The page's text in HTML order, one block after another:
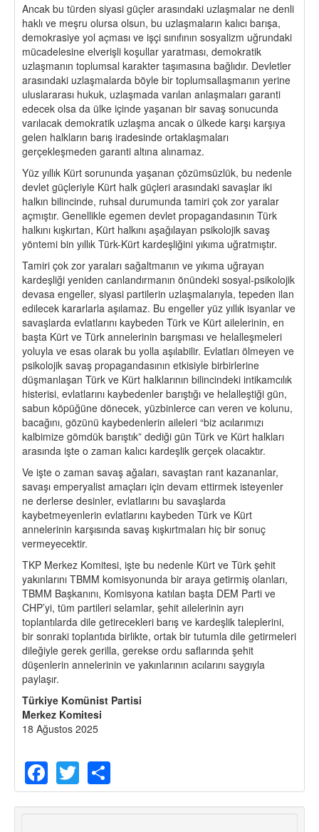
Ancak bu türden siyasi güçler arasındaki uzlaşmalar ne denli
haklı ve meşru olursa olsun, bu uzlaşmaların kalıcı barışa,
demokrasiye yol açması ve işçi sınıfının sosyalizm uğrundaki
mücadelesine elverişli koşullar yaratması, demokratik
uzlaşmanın toplumsal karakter taşımasına bağlıdır. Devletler
arasındaki uzlaşmalarda böyle bir toplumsallaşmanın yerine
uluslararası hukuk, uzlaşmada varılan anlaşmaları garanti
edecek olsa da ülke içinde yaşanan bir savaş sonucunda
varılacak demokratik uzlaşma ancak o ülkede karşı karşıya
gelen halkların barış iradesinde ortaklaşmaları
gerçekleşmeden garanti altına alınamaz.
Yüz yıllık Kürt sorununda yaşanan çözümsüzlük, bu nedenle
devlet güçleriyle Kürt halk güçleri arasındaki savaşlar iki
halkın bilincinde, ruhsal durumunda tamiri çok zor yaralar
açmıştır. Genellikle egemen devlet propagandasının Türk
halkını kışkırtan, Kürt halkını aşağılayan psikolojik savaş
yöntemi bin yıllık Türk-Kürt kardeşliğini yıkıma uğratmıştır.
Tamiri çok zor yaraları sağaltmanın ve yıkıma uğrayan
kardeşliği yeniden canlandırmanın önündeki sosyal-psikolojik
devasa engeller, siyasi partilerin uzlaşmalarıyla, tepeden ilan
edilecek kararlarla aşılamaz. Bu engeller yüz yıllık isyanlar ve
savaşlarda evlatlarını kaybeden Türk ve Kürt ailelerinin, en
başta Kürt ve Türk annelerinin barışması ve helalleşmeleri
yoluyla ve esas olarak bu yolla aşılabilir. Evlatları ölmeyen ve
psikolojik savaş propagandasının etkisiyle birbirlerine
düşmanlaşan Türk ve Kürt halklarının bilincindeki intikamcılık
histerisi, evlatlarını kaybedenler barıştığı ve helalleştiği gün,
sabun köpüğüne dönecek, yüzbinlerce can veren ve kolunu,
bacağını, gözünü kaybedenlerin aileleri “biz acılarımızı
kalbimize gömdük barıştık” dediği gün Türk ve Kürt halkları
arasında işte o zaman kalıcı kardeşlik gerçek olacaktır.
Ve işte o zaman savaş ağaları, savaştan rant kazananlar,
savaşı emperyalist amaçları için devam ettirmek isteyenler
ne derlerse desinler, evlatlarını bu savaşlarda
kaybetmeyenlerin evlatlarını kaybeden Türk ve Kürt
annelerinin karşısında savaş kışkırtmaları hiç bir sonuç
vermeyecektir.
TKP Merkez Komitesi, işte bu nedenle Kürt ve Türk şehit
yakınlarını TBMM komisyonunda bir araya getirmiş olanları,
TBMM Başkanını, Komisyona katılan başta DEM Parti ve
CHP’yi, tüm partileri selamlar, şehit ailelerinin ayrı
toplantılarda dile getirecekleri barış ve kardeşlik taleplerini,
bir sonraki toplantıda birlikte, ortak bir tutumla dile getirmeleri
dileğiyle gerek gerilla, gerekse ordu saflarında şehit
düşenlerin annelerinin ve yakınlarının acılarını saygıyla
paylaşır.
Türkiye Komünist Partisi
Merkez Komitesi
18 Ağustos 2025
Facebook
Twitter